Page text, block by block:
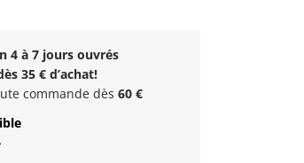
4 à 7 jours ouvrés
35 € d’achat!
commande dès 60 €